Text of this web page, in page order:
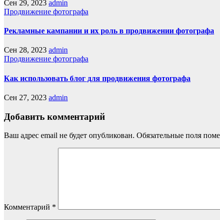
Сен 29, 2023 admin
Продвижение фотографа
Рекламные кампании и их роль в продвижении фотографа
Сен 28, 2023 admin
Продвижение фотографа
Как использовать блог для продвижения фотографа
Сен 27, 2023 admin
Добавить комментарий
Ваш адрес email не будет опубликован. Обязательные поля
Комментарий *